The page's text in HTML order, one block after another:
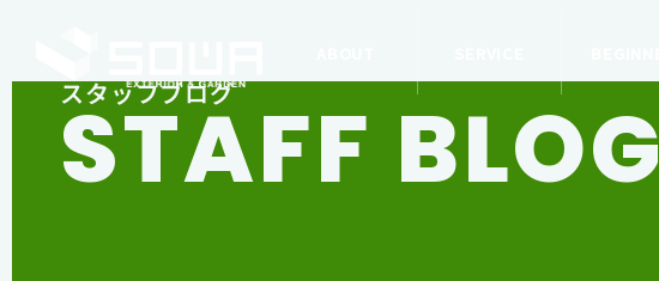
スタッフブログ
STAFF BLOG